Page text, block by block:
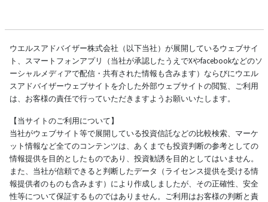
ウエルスアドバイザー株式会社（以下当社）が展開しているウェブサイ
ト、スマートフォンアプリ（当社が承認したうえでXやfacebookなどのソ
ーシャルメディアで配信・共有された情報も含みます）ならびにウエル
スアドバイザーウェブサイトを介した外部ウェブサイトの閲覧、ご利用
は、お客様の責任で行っていただきますようお願いいたします。
【当サイトのご利用について】
当社がウェブサイト等で展開している投資信託などの比較検索、マーケ
ット情報など全てのコンテンツは、あくまでも投資判断の参考としての
情報提供を目的としたものであり、投資勧誘を目的としてはいません。
また、当社が信頼できると判断したデータ（ライセンス提供を受ける情
報提供者のものも含みます）により作成しましたが、その正確性、安全
性等について保証するものではありません。ご利用はお客様の判断と責